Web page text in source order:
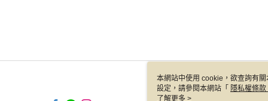
本網站中使用 cookie，欲查詢有
設定，請參閱本網站「 隱私權條款
使用 cookie。
了解更多 >